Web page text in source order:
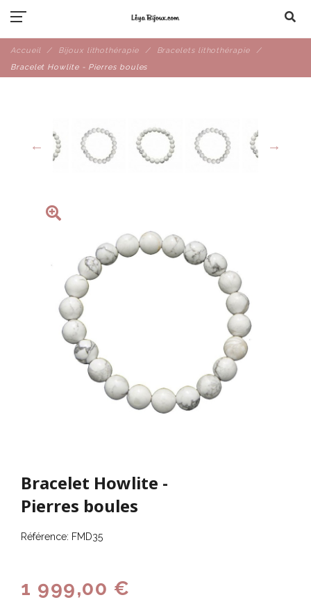
Accueil Bijoux lithothérapie
Bracelets lithothérapie
Bracelet Howlite - Pierres boules
Bracelet Howlite -
Pierres boules
Référence: FMD35
1 999,00 €